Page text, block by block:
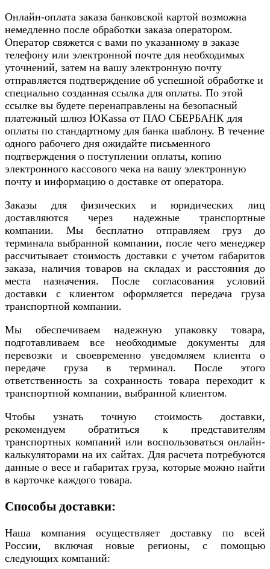
Онлайн-оплата заказа банковской картой возможна
немедленно после обработки заказа оператором.
Оператор свяжется с вами по указанному в заказе
телефону или электронной почте для необходимых
уточнений, затем на вашу электронную почту
отправляется подтверждение об успешной обработке и
специально созданная ссылка для оплаты. По этой
ссылке вы будете перенаправлены на безопасный
платежный шлюз ЮKassa от ПАО СБЕРБАНК для
оплаты по стандартному для банка шаблону. В течение
одного рабочего дня ожидайте письменного
подтверждения о поступлении оплаты, копию
электронного кассового чека на вашу электронную
почту и информацию о доставке от оператора.
Заказы для физических и юридических лиц
доставляются через надежные транспортные
компании. Мы бесплатно отправляем груз до
терминала выбранной компании, после чего менеджер
рассчитывает стоимость доставки с учетом габаритов
заказа, наличия товаров на складах и расстояния до
места назначения. После согласования условий
доставки с клиентом оформляется передача груза
транспортной компании.
Мы обеспечиваем надежную упаковку товара,
подготавливаем все необходимые документы для
перевозки и своевременно уведомляем клиента о
передаче груза в терминал. После этого
ответственность за сохранность товара переходит к
транспортной компании, выбранной клиентом.
Чтобы узнать точную стоимость доставки,
рекомендуем обратиться к представителям
транспортных компаний или воспользоваться онлайн-
калькуляторами на их сайтах. Для расчета потребуются
данные о весе и габаритах груза, которые можно найти
в карточке каждого товара.
Способы доставки:
Наша компания осуществляет доставку по всей
России, включая новые регионы, с помощью
следующих компаний: